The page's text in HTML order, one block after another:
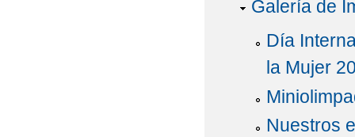
Galería de
Día
la Mujer
Nuestros